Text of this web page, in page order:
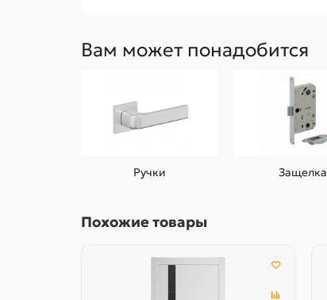
Вам может понадобится
Ручки Защелка
Похожие товары